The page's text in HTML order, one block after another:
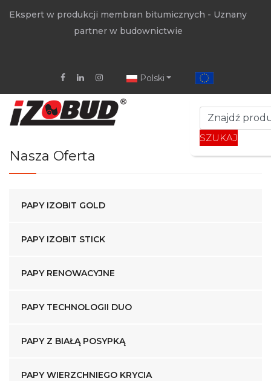
Ekspert w produkcji membran bitumicznych - Uznany
partner w budownictwie
Polski
Nasza Oferta
PAPY IZOBIT GOLD
PAPY IZOBIT STICK
PAPY RENOWACYJNE
PAPY TECHNOLOGII DUO
PAPY Z BIAŁĄ POSYPKĄ
PAPY WIERZCHNIEGO KRYCIA
SZUKAJ